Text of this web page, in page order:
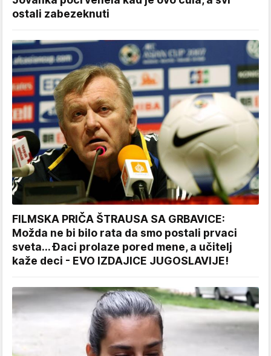
ostali zabezeknuti
FILMSKA PRIČA ŠTRAUSA SA GRBAVICE:
Možda ne bi bilo rata da smo postali prvaci
sveta... Đaci prolaze pored mene, a učitelj
kaže deci - EVO IZDAJICE JUGOSLAVIJE!